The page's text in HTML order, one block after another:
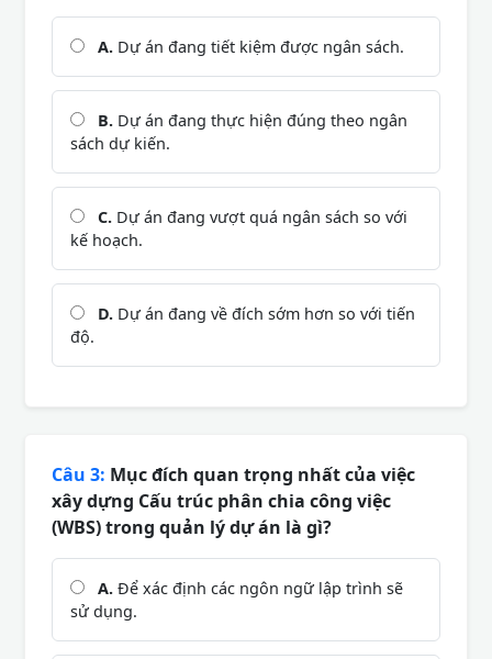
A. Dự án đang tiết kiệm được ngân sách.
B. Dự án đang thực hiện đúng theo ngân
sách dự kiến.
C. Dự án đang vượt quá ngân sách so với
kế hoạch.
D. Dự án đang về đích sớm hơn so với tiến
độ.
Câu 3: Mục đích quan trọng nhất của việc
xây dựng Cấu trúc phân chia công việc
(WBS) trong quản lý dự án là gì?
A. Để xác định các ngôn ngữ lập trình sẽ
sử dụng.